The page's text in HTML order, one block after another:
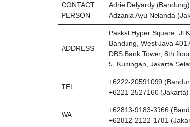
CONTACT
PERSON
Adrie Delyardy (Bandung)
Adzania Ayu Nelanda
ADDRESS
Paskal Hyper Square,
Bandung, West Java
DBS Bank Tower, 8th
5, Kuningan, Jakarta
TEL
+6222-20591099
+6221-2527160 (Jakarta)
WA
+62813-9183-3966
+62812-2122-1781